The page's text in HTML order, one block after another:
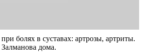
болях в суставах: артрозы, артриты.
дома.